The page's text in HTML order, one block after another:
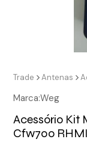
Trade Antenas
Marca:Weg
Acessório Kit
Cfw700